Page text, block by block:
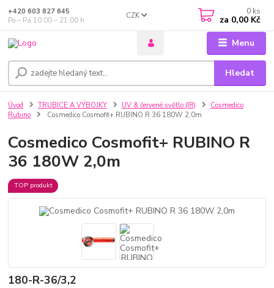
Menu
CZK
Hledat
+420 603 827 645
Po – Pá 10:00 – 21:00 h
0 ks
za 0,00 Kč
Úvod TRUBICE A VÝBOJKY UV & červené světlo (IR)
Cosmedico
Rubino
Cosmedico Cosmofit+ RUBINO R 36 180W 2,0m
Cosmedico Cosmofit+ RUBINO R
36 180W 2,0m
TOP produkt
180-R-36/3,2